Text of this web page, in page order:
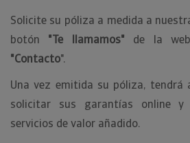
Solicite su póliza a medida a
botón "Te llamamos" de la
"Contacto".
Una vez emitida su póliza, tendrá
solicitar sus garantías online y
servicios de valor añadido.